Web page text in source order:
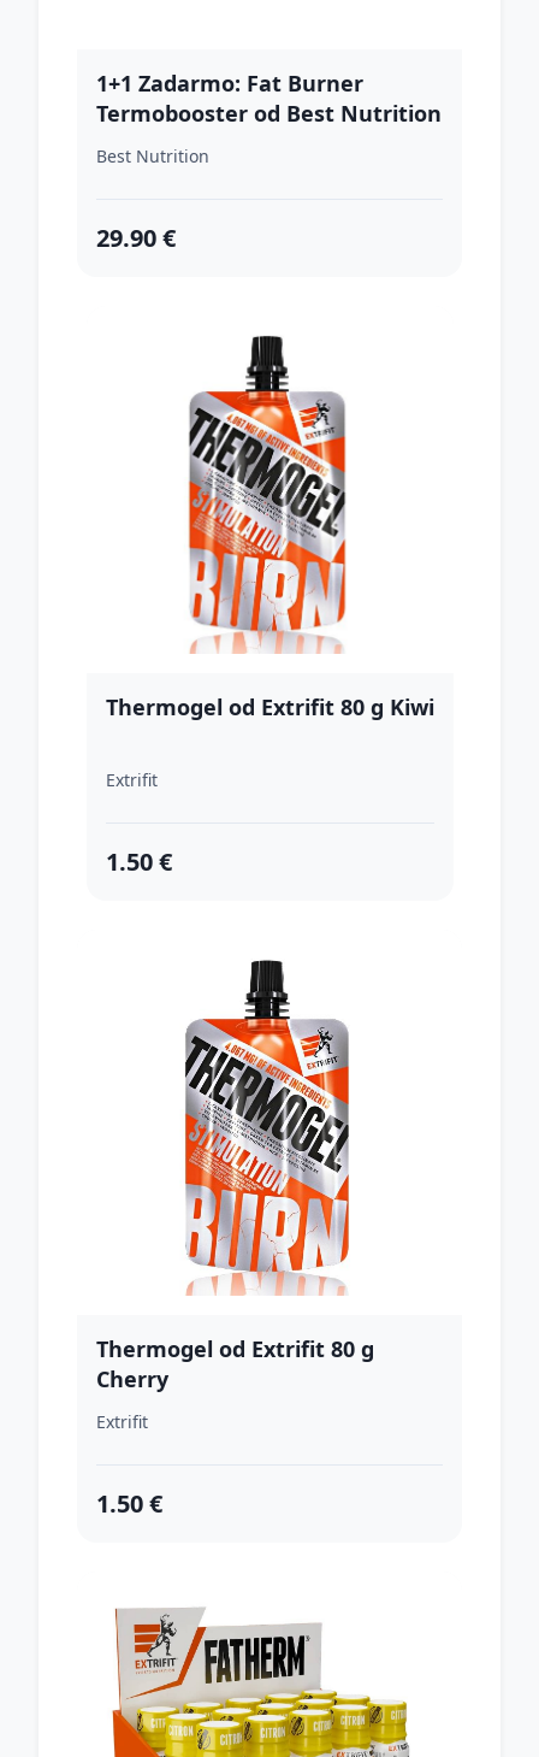
1+1 Zadarmo: Fat Burner
Termobooster od Best Nutrition
120kaps. + 120kaps.
Best Nutrition
29.90 €
Thermogel od Extrifit 80 g Kiwi
Extrifit
1.50 €
Thermogel od Extrifit 80 g
Cherry
Extrifit
1.50 €